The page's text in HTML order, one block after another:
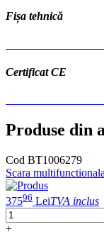
Fișa tehnică
Certificat CE
Produse din
Cod BT1006279
Scara
37596 LeiTVA inclus
+